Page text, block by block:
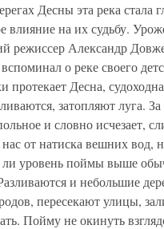
Десны эта река стала
влияние на их судьбу.
режиссер Александр
о реке своего
протекает Десна,
затопляют луга.
и словно исчезает,
от натиска вешних вод,
ли уровень поймы выше
и небольшие
пересекают улицы,
Пойму не окинуть